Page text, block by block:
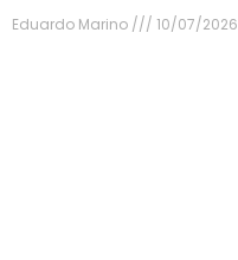
Eduardo Marino
10/07/2026